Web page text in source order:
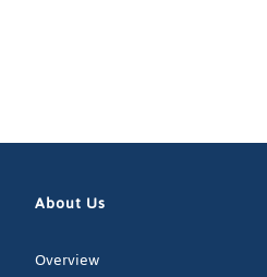
About Us
Overview